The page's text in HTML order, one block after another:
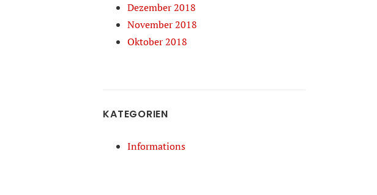
Dezember 2018
November 2018
Oktober 2018
KATEGORIEN
Informations